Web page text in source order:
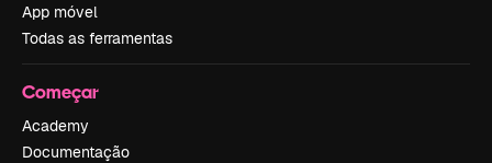
App móvel
Todas as ferramentas
Começar
Academy
Documentação